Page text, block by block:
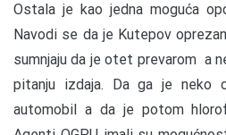
Ostala je kao jedna moguća
Navodi se da je Kutepov
sumnjaju da je otet prevarom a
pitanju izdaja. Da ga je neko
automobil a da je potom